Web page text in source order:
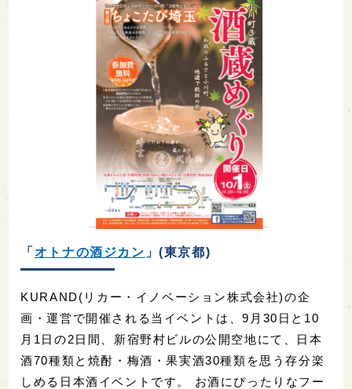
「 オトナの酒ジカン 」(東京都)
KURAND(リカー・イノベーション株式会社)の企
画・運営で開催される当イベントは、9月30日と10
月1日の2日間、新宿野村ビルの公開空地にて、日本
酒70種類と焼酎・梅酒・果実酒30種類を思う存分楽
しめる日本酒イベントです。 お酒にぴったりなフー